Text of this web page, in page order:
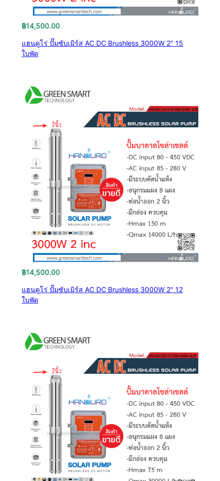
฿14,500.00
แฮนดูโร่ ปั๊มซับเมิร์ส AC DC Brushless 3000W 2″ 15
ใบพัด
฿14,500.00
แฮนดูโร่ ปั๊มซับเมิร์ส AC DC Brushless 3000W 2″ 12
ใบพัด